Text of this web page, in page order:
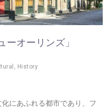
ーオーリンズ」
, History
にあふれる都市であり、フ